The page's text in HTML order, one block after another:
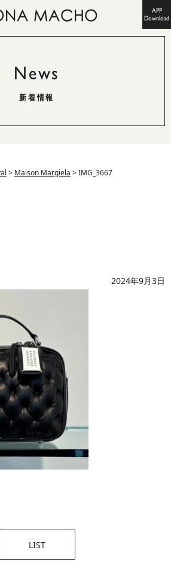
APP
Download
News
新着情報
> Maison Margiela >IMG_3667
2024年9月3日
LIST